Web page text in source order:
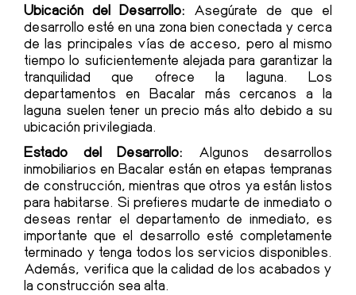
Ubicación del Desarrollo: Asegúrate de que el
desarrollo esté en una zona bien conectada y cerca
de las principales vías de acceso, pero al mismo
tiempo lo suficientemente alejada para garantizar la
tranquilidad que ofrece la laguna. Los
departamentos en Bacalar más cercanos a la
laguna suelen tener un precio más alto debido a su
ubicación privilegiada.
Estado del Desarrollo: Algunos desarrollos
inmobiliarios en Bacalar están en etapas tempranas
de construcción, mientras que otros ya están listos
para habitarse. Si prefieres mudarte de inmediato o
deseas rentar el departamento de inmediato, es
importante que el desarrollo esté completamente
terminado y tenga todos los servicios disponibles.
Además, verifica que la calidad de los acabados y
la construcción sea alta.